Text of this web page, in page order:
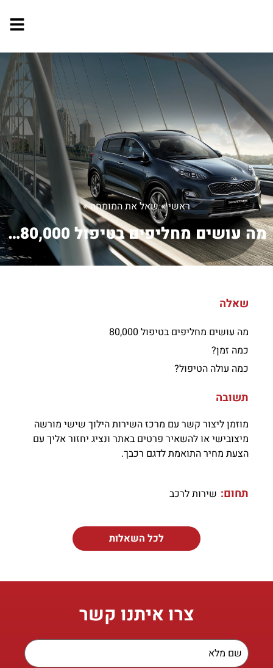
ראשי»שאל את המומחה»
מה עושים מחליפים בטיפול 80,000 כמה ז...
שאלה
מה עושים מחליפים בטיפול 80,000
כמה זמן?
כמה עולה הטיפול?
תשובה
מוזמן ליצור קשר עם מרכז השירות הילוך שישי מורשה
מיצובישי או להשאיר פרטים באתר ונציג יחזור אליך עם
הצעת מחיר התואמת לדגם רכבך.
תחום: שירות לרכב
לכל השאלות
צרו איתנו קשר